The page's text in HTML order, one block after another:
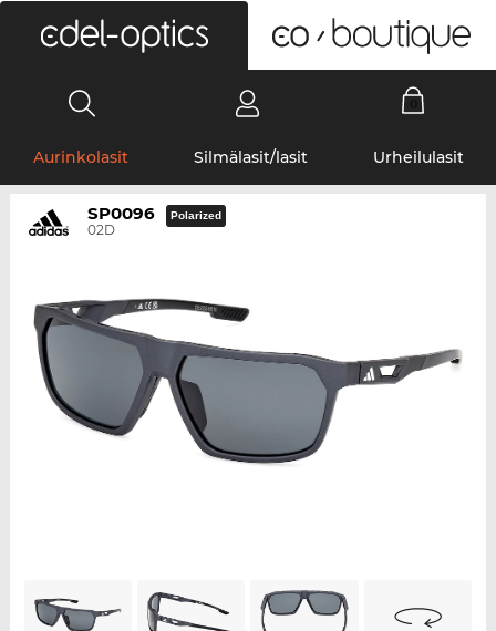
Aurinkolasit Silmälasit/lasit Urheilulasit
SP0096
02D
Polarized